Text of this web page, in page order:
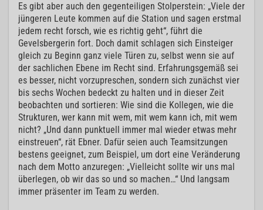
Es gibt aber auch den gegenteiligen Stolperstein: „Viele der
jüngeren Leute kommen auf die Station und sagen erstmal
jedem recht forsch, wie es richtig geht“, führt die
Gevelsbergerin fort. Doch damit schlagen sich Einsteiger
gleich zu Beginn ganz viele Türen zu, selbst wenn sie auf
der sachlichen Ebene im Recht sind. Erfahrungsgemäß sei
es besser, nicht vorzupreschen, sondern sich zunächst vier
bis sechs Wochen bedeckt zu halten und in dieser Zeit
beobachten und sortieren: Wie sind die Kollegen, wie die
Strukturen, wer kann mit wem, mit wem kann ich, mit wem
nicht? „Und dann punktuell immer mal wieder etwas mehr
einstreuen“, rät Ebner. Dafür seien auch Teamsitzungen
bestens geeignet, zum Beispiel, um dort eine Veränderung
nach dem Motto anzuregen: „Vielleicht sollte wir uns mal
überlegen, ob wir das so und so machen…“ Und langsam
immer präsenter im Team zu werden.